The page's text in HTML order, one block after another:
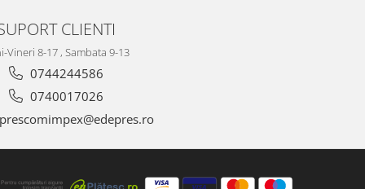
CLIENTI
Vineri 8-17 , Sambata 9-13
0744244586
0740017026